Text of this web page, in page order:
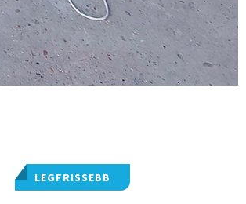
LEGFRISSEBB